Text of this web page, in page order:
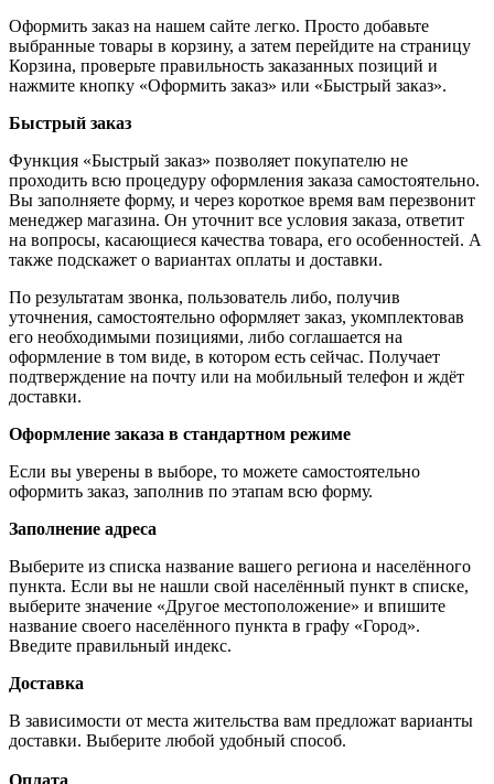
Оформить заказ на нашем сайте легко. Просто добавьте
выбранные товары в корзину, а затем перейдите на страницу
Корзина, проверьте правильность заказанных позиций и
нажмите кнопку «Оформить заказ» или «Быстрый заказ».
Быстрый заказ
Функция «Быстрый заказ» позволяет покупателю не
проходить всю процедуру оформления заказа самостоятельно.
Вы заполняете форму, и через короткое время вам перезвонит
менеджер магазина. Он уточнит все условия заказа, ответит
на вопросы, касающиеся качества товара, его особенностей. А
также подскажет о вариантах оплаты и доставки.
По результатам звонка, пользователь либо, получив
уточнения, самостоятельно оформляет заказ, укомплектовав
его необходимыми позициями, либо соглашается на
оформление в том виде, в котором есть сейчас. Получает
подтверждение на почту или на мобильный телефон и ждёт
доставки.
Оформление заказа в стандартном режиме
Если вы уверены в выборе, то можете самостоятельно
оформить заказ, заполнив по этапам всю форму.
Заполнение адреса
Выберите из списка название вашего региона и населённого
пункта. Если вы не нашли свой населённый пункт в списке,
выберите значение «Другое местоположение» и впишите
название своего населённого пункта в графу «Город».
Введите правильный индекс.
Доставка
В зависимости от места жительства вам предложат варианты
доставки. Выберите любой удобный способ.